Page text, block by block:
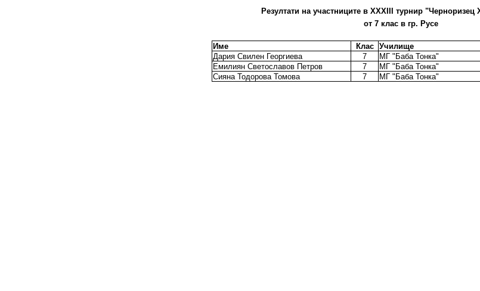
Резултати на участниците в XХXIII турнир "Черноризец
от 7 клас в гр. Русе
Име Клас Училище
Дария Свилен Георгиева
7 МГ "Баба Тонка"
Емилиян Светославов Петров
7 МГ "Баба Тонка"
Сияна Тодорова Томова
7 МГ "Баба Тонка"